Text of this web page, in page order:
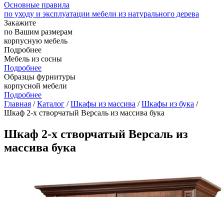
Основные правила
по уходу и эксплуатации мебели из натурального дерева
Закажите
по Вашим размерам
корпусную мебель
Подробнее
Мебель из сосны
Подробнее
Образцы фурнитуры
корпусной мебели
Подробнее
Главная /Каталог /Шкафы из массива /Шкафы из бука /
Шкаф 2-х створчатый Версаль из массива бука
Шкаф 2-х створчатый Версаль из
массива бука